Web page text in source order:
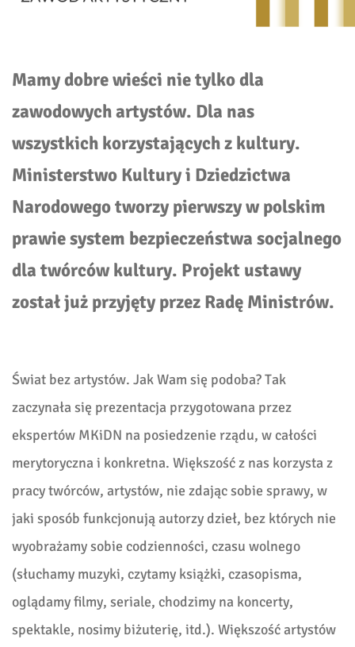
Mamy dobre wieści nie tylko dla
zawodowych artystów. Dla nas
wszystkich korzystających z kultury.
Ministerstwo Kultury i Dziedzictwa
Narodowego tworzy pierwszy w polskim
prawie system bezpieczeństwa socjalnego
dla twórców kultury. Projekt ustawy
został już przyjęty przez Radę Ministrów.
Świat bez artystów. Jak Wam się podoba? Tak
zaczynała się prezentacja przygotowana przez
ekspertów MKiDN na posiedzenie rządu, w całości
merytoryczna i konkretna. Większość z nas korzysta z
pracy twórców, artystów, nie zdając sobie sprawy, w
jaki sposób funkcjonują autorzy dzieł, bez których nie
wyobrażamy sobie codzienności, czasu wolnego
(słuchamy muzyki, czytamy książki, czasopisma,
oglądamy filmy, seriale, chodzimy na koncerty,
spektakle, nosimy biżuterię, itd.). Większość artystów